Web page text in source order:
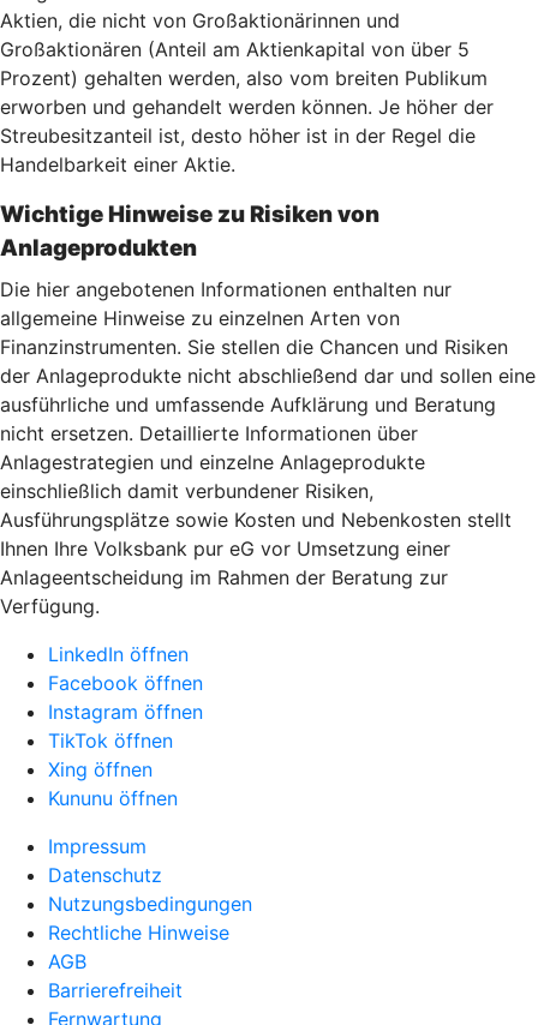
Aktien, die nicht von Großaktionärinnen und
Großaktionären (Anteil am Aktienkapital von über 5
Prozent) gehalten werden, also vom breiten Publikum
erworben und gehandelt werden können. Je höher der
Streubesitzanteil ist, desto höher ist in der Regel die
Handelbarkeit einer Aktie.
Wichtige Hinweise zu Risiken von
Anlageprodukten
Die hier angebotenen Informationen enthalten nur
allgemeine Hinweise zu einzelnen Arten von
Finanzinstrumenten. Sie stellen die Chancen und Risiken
der Anlageprodukte nicht abschließend dar und sollen eine
ausführliche und umfassende Aufklärung und Beratung
nicht ersetzen. Detaillierte Informationen über
Anlagestrategien und einzelne Anlageprodukte
einschließlich damit verbundener Risiken,
Ausführungsplätze sowie Kosten und Nebenkosten stellt
Ihnen Ihre Volksbank pur eG vor Umsetzung einer
Anlageentscheidung im Rahmen der Beratung zur
Verfügung.
LinkedIn öffnen
Facebook öffnen
Instagram öffnen
TikTok öffnen
Xing öffnen
Kununu öffnen
Impressum
Datenschutz
Nutzungsbedingungen
Rechtliche Hinweise
AGB
Barrierefreiheit
Fernwartung